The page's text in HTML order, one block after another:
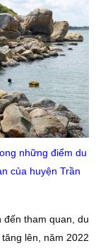
những điểm du
của huyện Trần
tham quan, du
lên, năm 2022